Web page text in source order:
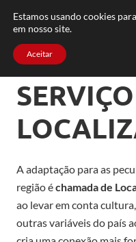
FAQ
A adaptação para as
região échamada de
ao levar em conta
outras variáveis do país
Estamos usando cookies
em nosso site.
Aceitar